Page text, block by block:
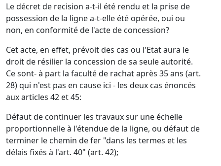
Le décret de recision a-t-il été rendu et la prise de
possession de la ligne a-t-elle été opérée, oui ou
non, en conformité de l'acte de concession?
Cet acte, en effet, prévoit des cas ou l'Etat aura le
droit de résilier la concession de sa seule autorité.
Ce sont- à part la faculté de rachat après 35 ans (art.
28) qui n'est pas en cause ici - les deux cas énoncés
aux articles 42 et 45:
Défaut de continuer les travaux sur une échelle
proportionnelle à l'étendue de la ligne, ou défaut de
terminer le chemin de fer "dans les termes et les
délais fixés à l'art. 40" (art. 42);